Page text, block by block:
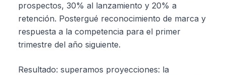
prospectos, 30% al lanzamiento y 20% a
retención. Postergué reconocimiento de marca y
respuesta a la competencia para el primer
trimestre del año siguiente.
Resultado: superamos proyecciones: la